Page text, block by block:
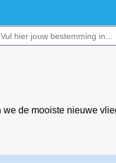
de mooiste nieuwe